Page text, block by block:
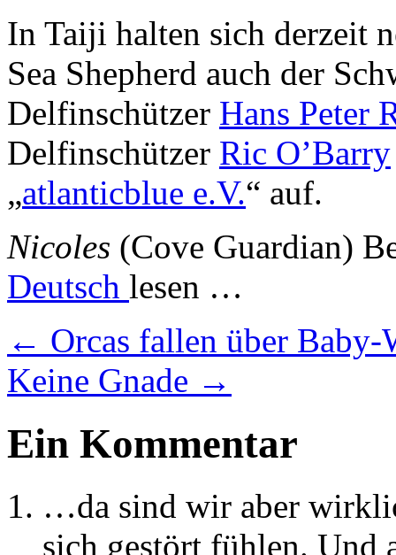
In Taiji halten sich derzeit
Sea Shepherd auch der
Delfinschützer Hans Peter
Delfinschützer Ric O’Barry
„atlanticblue e.V.“ auf.
Nicoles (Cove Guardian)
Deutsch lesen …
← Orcas fallen über Baby-
Keine Gnade →
Ein Kommentar
…da sind wir aber
sich gestört fühlen. Und